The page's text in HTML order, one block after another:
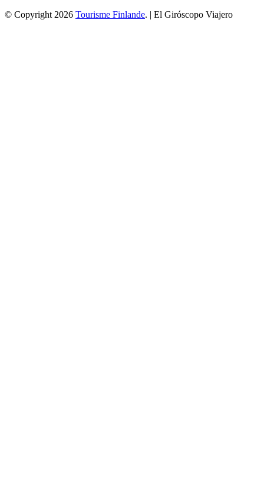
© Copyright 2026 Tourisme Finlande. | El Giróscopo Viajero